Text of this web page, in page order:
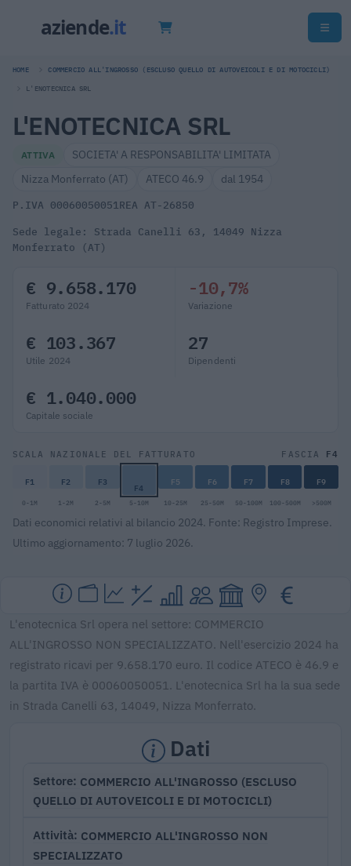
HOME COMMERCIO ALL'INGROSSO (ESCLUSO QUELLO DI AUTOVEICOLI E DI MOTOCICLI)
L'ENOTECNICA SRL
L'ENOTECNICA SRL
ATTIVA
SOCIETA' A RESPONSABILITA' LIMITATA
Nizza Monferrato (AT)
ATECO 46.9 dal 1954
P.IVA 00060050051REA AT-26850
Sede legale: Strada Canelli 63, 14049 Nizza
Monferrato (AT)
€ 9.658.170
Fatturato 2024
-10,7%
Variazione
€ 103.367
Utile 2024
27
Dipendenti
€ 1.040.000
Capitale sociale
SCALA NAZIONALE DEL FATTURATO FASCIA F4
F1 F2 F3 F4 F5 F6 F7 F8 F9
0-1M 1-2M 2-5M 5-10M 10-25M 25-50M 50-100M 100-500M >500M
Dati economici relativi al bilancio 2024. Fonte: Registro Imprese.
Ultimo aggiornamento: 7 luglio 2026.
L'enotecnica Srl opera nel settore: COMMERCIO
ALL'INGROSSO NON SPECIALIZZATO. Nell'esercizio 2024 ha
registrato ricavi per 9.658.170 euro. Il codice ATECO è 46.9 e
la partita IVA è 00060050051. L'enotecnica Srl ha la sua sede
in Strada Canelli 63, 14049, Nizza Monferrato.
Dati
Settore COMMERCIO ALL'INGROSSO (ESCLUSO
QUELLO DI AUTOVEICOLI E DI MOTOCICLI)
Attività COMMERCIO ALL'INGROSSO NON
SPECIALIZZATO